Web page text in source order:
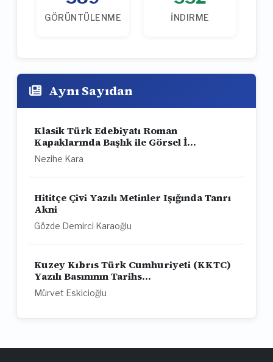
GÖRÜNTÜLENME İNDIRME
Aynı Sayıdan
Klasik Türk Edebiyatı Roman
Kapaklarında Başlık ile Görsel İ...
Nezihe Kara
Hititçe Çivi Yazılı Metinler Işığında Tanrı
Akni
Gözde Demirci Karaoğlu
Kuzey Kıbrıs Türk Cumhuriyeti (KKTC)
Yazılı Basınının Tarihs...
Mürvet Eskicioğlu